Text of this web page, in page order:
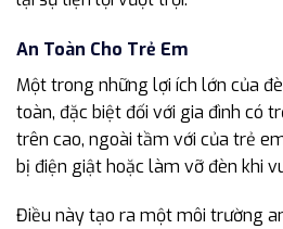
An Toàn Cho Trẻ Em
Một trong những lợi ích lớn của
toàn, đặc biệt đối với gia đình có
trên cao, ngoài tầm với của trẻ
bị điện giật hoặc làm vỡ đèn khi
Điều này tạo ra một môi trường